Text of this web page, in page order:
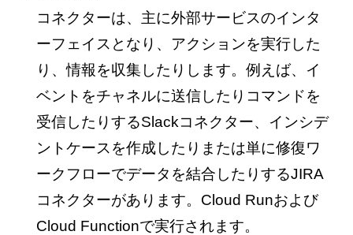
コネクターは、主に外部サービスのインタ
ーフェイスとなり、アクションを実行した
り、情報を収集したりします。例えば、イ
ベントをチャネルに送信したりコマンドを
受信したりするSlackコネクター、インシデ
ントケースを作成したりまたは単に修復ワ
ークフローでデータを結合したりするJIRA
コネクターがあります。Cloud Runおよび
Cloud Functionで実行されます。